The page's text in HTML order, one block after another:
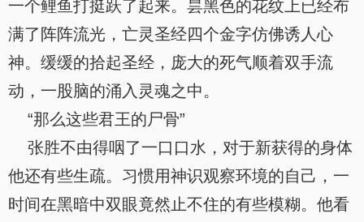
一个鲤鱼打挺跃了起来。昙黑色的花纹上已经布
满了阵阵流光，亡灵圣经四个金字仿佛诱人心
神。缓缓的拾起圣经，庞大的死气顺着双手流
动，一股脑的涌入灵魂之中。
“那么这些君王的尸骨”
张胜不由得咽了一口口水，对于新获得的身体
他还有些生疏。习惯用神识观察环境的自己，一
时间在黑暗中双眼竟然止不住的有些模糊。他看